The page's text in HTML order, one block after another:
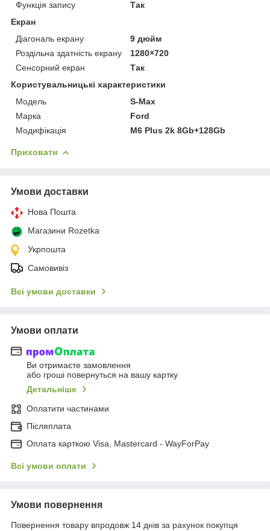
Функція запису
Так
Екран
Діагональ екрану
9 дюйм
Роздільна здатність екрану
1280×720
Сенсорний екран
Так
Користувальницькі характеристики
Мoдель
S-Max
Марка
Ford
Модифікація
M6 Plus 2k 8Gb+128Gb
Приховати
Умови доставки
Нова Пошта
Магазини Rozetka
Укрпошта
Самовивіз
Всі умови доставки
Умови оплати
Ви отримаєте замовлення
або гроші повернуться на вашу картку
Детальніше
Оплатити частинами
Післяплата
Оплата карткою Visa, Mastercard - WayForPay
Всі умови оплати
Умови повернення
Повернення товару впродовж 14 днів за рахунок покупця